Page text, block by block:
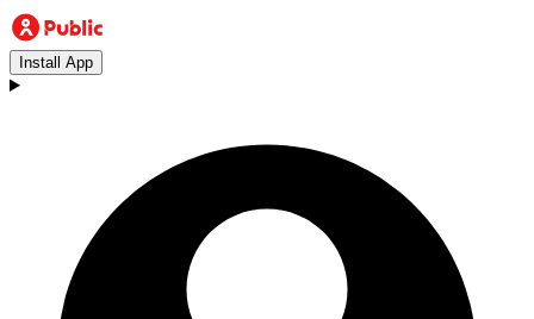
Install App